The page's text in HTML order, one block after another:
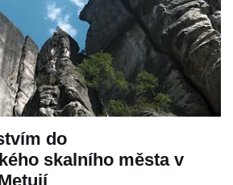
do
skalního města v